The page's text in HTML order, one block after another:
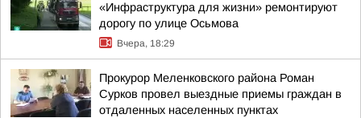
«Инфраструктура для жизни» ремонтируют
дорогу по улице Осьмова
Вчера, 18:29
Прокурор Меленковского района Роман
Сурков провел выездные приемы граждан в
отдаленных населенных пунктах